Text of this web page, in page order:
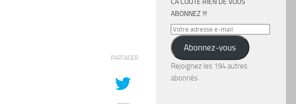
PARTAGER
CA COÛTE RIEN DE VOUS
ABONNEZ !!!
Votre
adresse
e-
mail
Abonnez-vous
Rejoignez les 194 autres
abonnés